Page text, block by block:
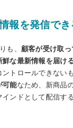
報を発信でき
も、 顧客が受け取
な最新情報を届け
ントロールできない
可能なため、新商品
インドとして配信す